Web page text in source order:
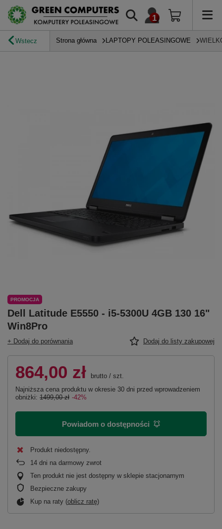
Wstecz Strona główna LAPTOPY POLEASINGOWE
PROMOCJA
Dell Latitude E5550 - i5-5300U 4GB 130 16"
Win8Pro
+ Dodaj do porównania Dodaj do listy zakupowej
864,00 zł brutto / szt.
Najniższa cena produktu w okresie 30 dni przed wprowadzeniem
obniżki: 1499,00 zł -42%
Powiadom o dostępności
Produkt niedostępny
14 dni na darmowy zwrot
Ten produkt nie jest dostępny w sklepie stacjonarnym
Bezpieczne zakupy
Kup na raty (oblicz ratę)